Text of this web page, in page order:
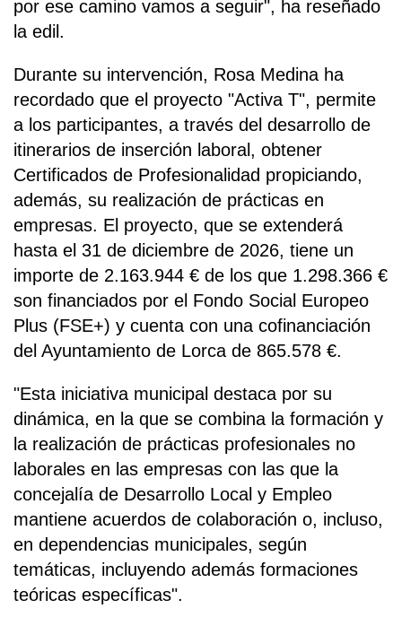
por ese camino vamos a seguir", ha reseñado
la edil.
Durante su intervención, Rosa Medina ha
recordado que el proyecto "Activa T", permite
a los participantes, a través del desarrollo de
itinerarios de inserción laboral, obtener
Certificados de Profesionalidad propiciando,
además, su realización de prácticas en
empresas. El proyecto, que se extenderá
hasta el 31 de diciembre de 2026, tiene un
importe de 2.163.944 € de los que 1.298.366 €
son financiados por el Fondo Social Europeo
Plus (FSE+) y cuenta con una cofinanciación
del Ayuntamiento de Lorca de 865.578 €.
"Esta iniciativa municipal destaca por su
dinámica, en la que se combina la formación y
la realización de prácticas profesionales no
laborales en las empresas con las que la
concejalía de Desarrollo Local y Empleo
mantiene acuerdos de colaboración o, incluso,
en dependencias municipales, según
temáticas, incluyendo además formaciones
teóricas específicas".